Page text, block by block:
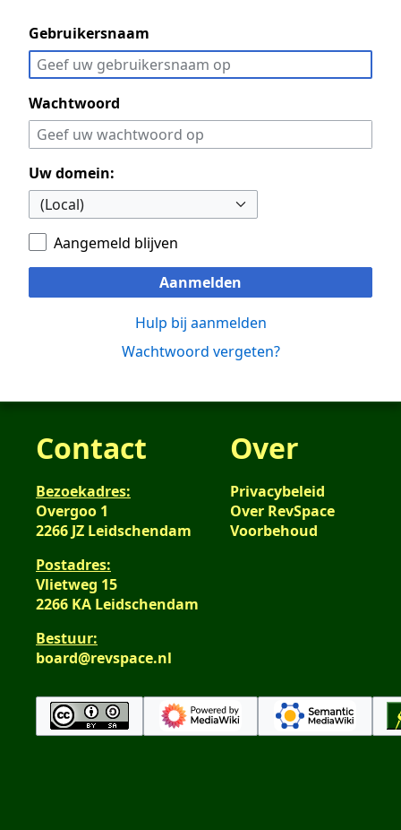
Gebruikersnaam
Wachtwoord
Uw domein:
Aangemeld blijven
Aanmelden
Hulp bij aanmelden
Wachtwoord vergeten?
Contact
Bezoekadres:
Overgoo 1
2266 JZ Leidschendam
Postadres:
Vlietweg 15
2266 KA Leidschendam
Bestuur:
board@revspace.nl
Over
Privacybeleid
Over RevSpace
Voorbehoud